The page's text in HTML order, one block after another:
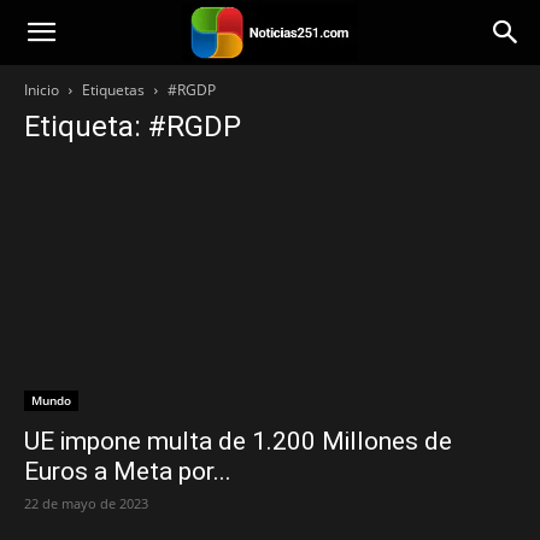
Noticias251
Inicio Etiquetas #RGDP
Etiqueta: #RGDP
Mundo
UE impone multa de 1.200 Millones de
Euros a Meta por...
22 de mayo de 2023